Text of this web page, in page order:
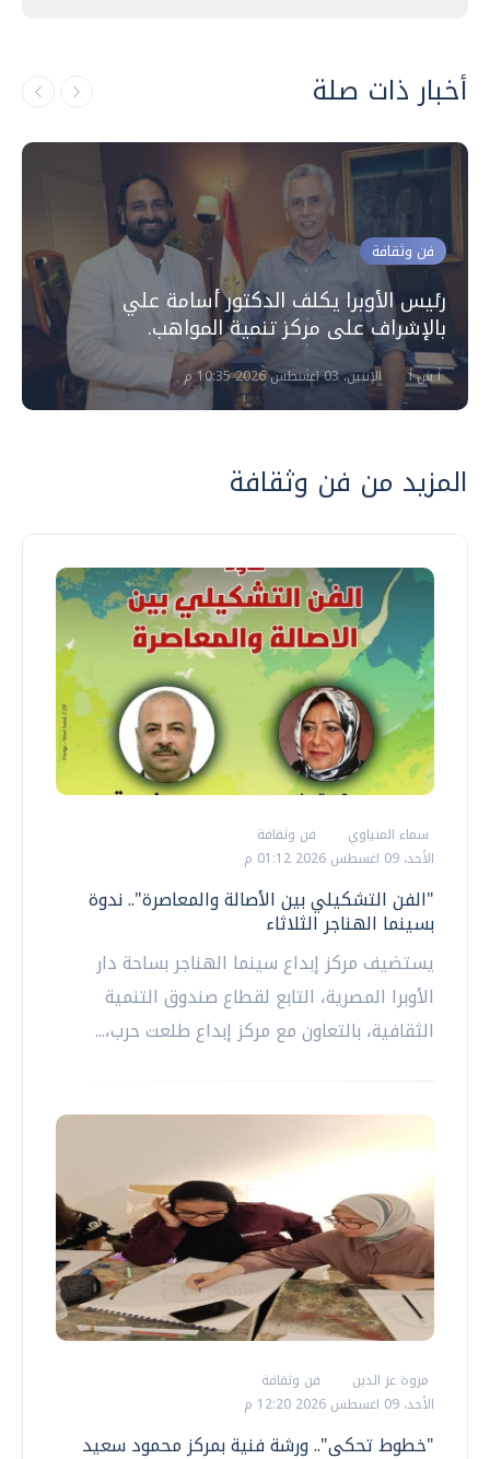
أخبار ذات صلة
فن وثقافة
رئيس الأوبرا يكلف الدكتور أسامة علي
بالإشراف على مركز تنمية المواهب.
أ ش أ الإثنين، 03 اغسطس 2026 10:35 م
المزيد من فن وثقافة
سماء المنياوي
فن وثقافة
الأحد، 09 اغسطس 2026 01:12 م
"الفن التشكيلي بين الأصالة والمعاصرة".. ندوة
بسينما الهناجر الثلاثاء
يستضيف مركز إبداع سينما الهناجر بساحة دار
الأوبرا المصرية، التابع لقطاع صندوق التنمية
الثقافية، بالتعاون مع مركز إبداع طلعت حرب،...
مروة عز الدين
فن وثقافة
الأحد، 09 اغسطس 2026 12:20 م
"خطوط تحكى".. ورشة فنية بمركز محمود سعيد